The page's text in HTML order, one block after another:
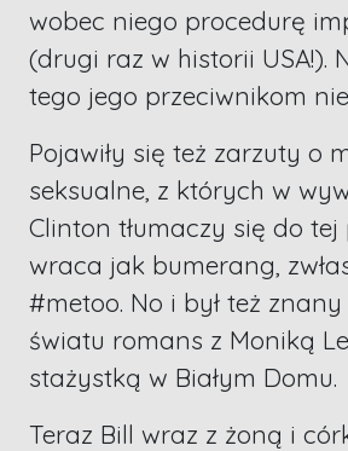
wobec niego procedurę
(drugi raz w historii USA!).
tego jego przeciwnikom nie
Pojawiły się też zarzuty o
seksualne, z których w
Clinton tłumaczy się do tej
wraca jak bumerang,
#metoo. No i był też znany
światu romans z Moniką
stażystką w Białym Domu.
Teraz Bill wraz z żoną i